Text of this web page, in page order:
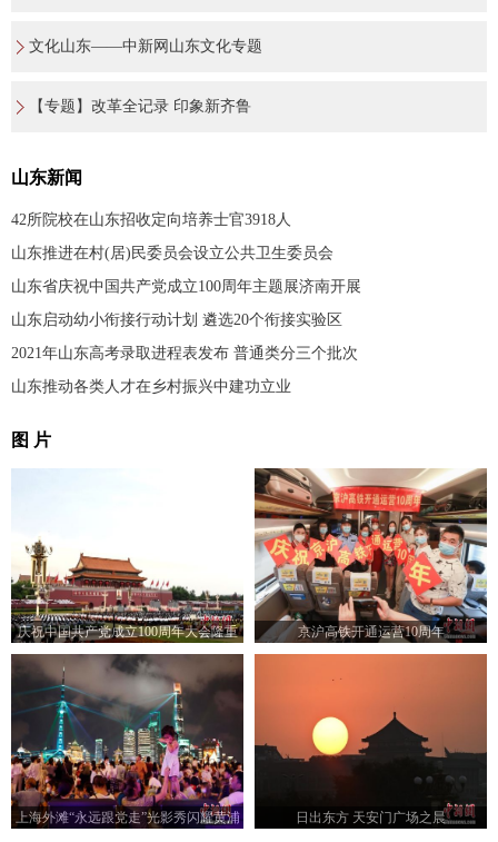
文化山东——中新网山东文化专题
【专题】改革全记录 印象新齐鲁
山东新闻
42所院校在山东招收定向培养士官3918人
山东推进在村(居)民委员会设立公共卫生委员会
山东省庆祝中国共产党成立100周年主题展济南开展
山东启动幼小衔接行动计划 遴选20个衔接实验区
2021年山东高考录取进程表发布 普通类分三个批次
山东推动各类人才在乡村振兴中建功立业
图 片
庆祝中国共产党成立100周年大会隆重
举行
京沪高铁开通运营10周年
上海外滩“永远跟党走”光影秀闪耀黄浦
日出东方 天安门广场之晨